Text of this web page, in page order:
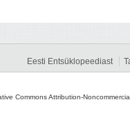
Eesti Entsüklopeediast
Commons Attribution-